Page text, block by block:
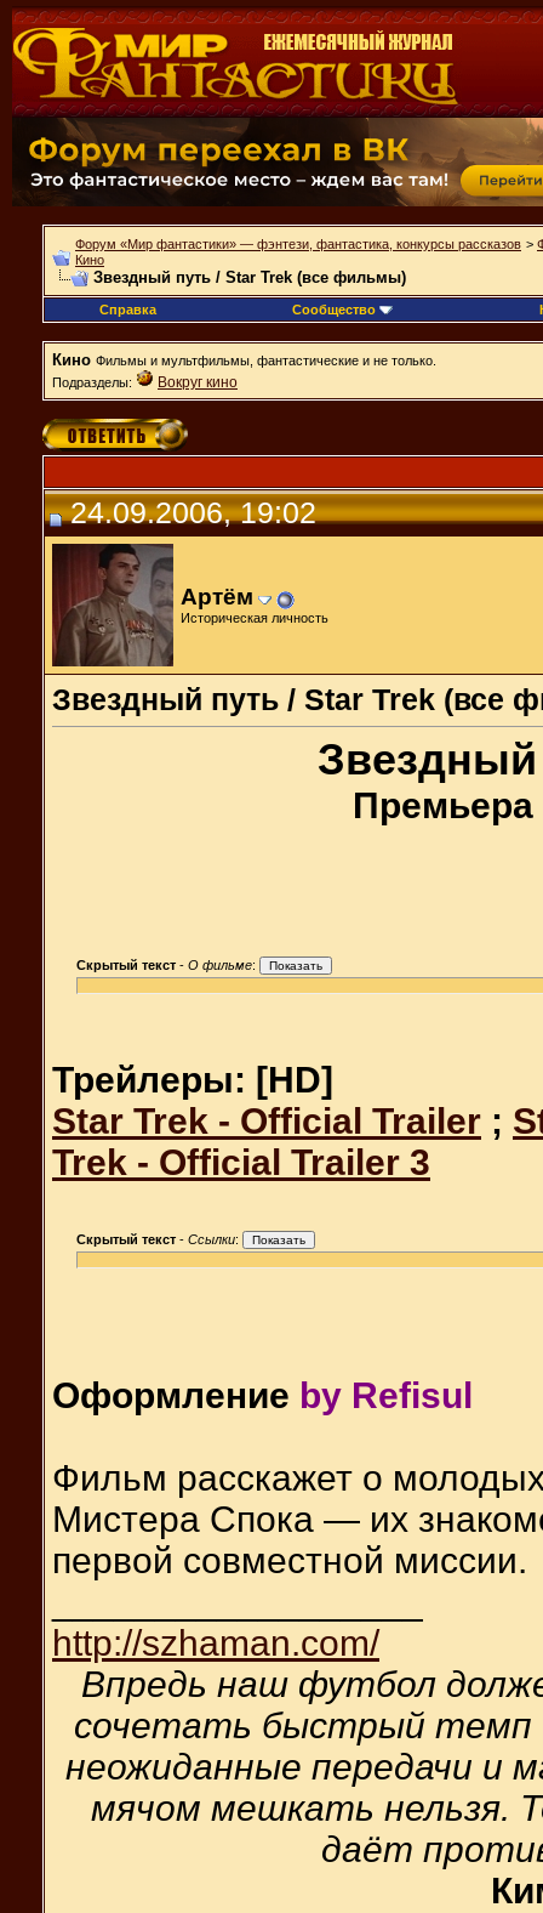
Форум «Мир фантастики» — фэнтези, фантастика, конкурсы рассказов >
Кино
Звездный путь / Star Trek (все фильмы)
Справка Сообщество
Кино Фильмы и мультфильмы, фантастические и не только.
Подразделы:
Вокруг кино
24.09.2006, 19:02
Артём
Историческая личность
Звездный путь / Star Trek (все
Звездный
Скрытый текст - О фильме:
Трейлеры: [HD]
Star Trek - Official Trailer ;
Trek - Official Trailer 3
Скрытый текст - Ссылки:
Оформление by Refisul
Фильм расскажет о
Мистера Спока — их
первой совместной миссии.
http://szhaman.com/
Впредь наш футбол
сочетать быстрый темп
неожиданные передачи и
мячом мешкать нельзя.
даёт